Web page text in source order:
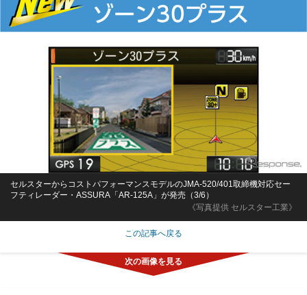
《写真提供 セルスター工業》
セルスターからコストパフォーマンスモデルのJMA-520/401取締機対応セー
フティレーダー・ASSURA「AR-125A」が発売（3/6）
この記事へ戻る